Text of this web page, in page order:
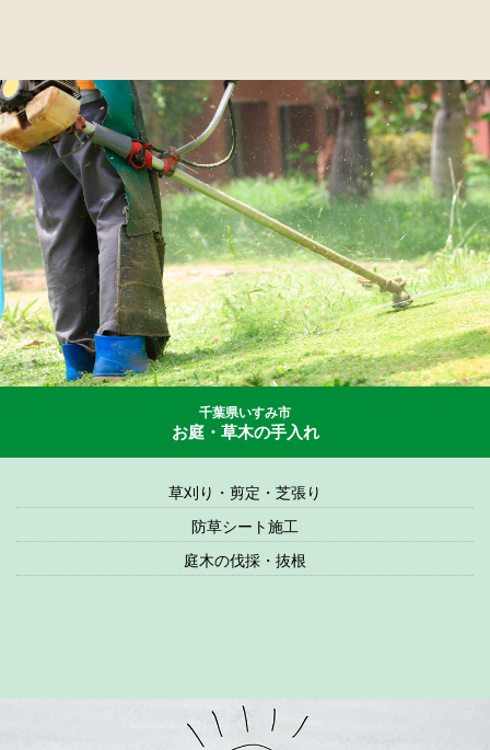
千葉県いすみ市
お庭・草木の手入れ
草刈り・剪定・芝張り
防草シート施工
庭木の伐採・抜根